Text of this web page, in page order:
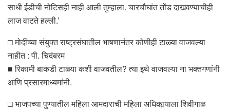
साधी ईडीची नोटिसही नाही आली तुम्हाला. चारचौघांत तोंड दाखवण्याचीही
लाज वाटते हल्ली.’
□ मोदींच्या संयुक्त राष्ट्रसंघातील भाषणानंतर कोणीही टाळ्या वाजवल्या
नाहीत : पी. चिदंबरम
■ रिकामी बाकडी टाळ्या कशी वाजवतील? त्या इथे वाजवल्या ना भक्तगणांनी
आणि प्रसारमाध्यमांनी.
□ भाजपच्या पुण्यातील महिला आमदाराची महिला अधिकार्‍याला शिवीगाळ